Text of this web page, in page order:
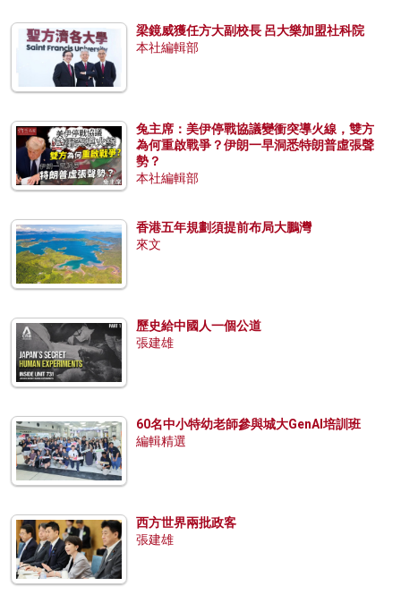
梁鏡威獲任方大副校長 呂大樂加盟社科院
本社編輯部
兔主席：美伊停戰協議變衝突導火線，雙方
為何重啟戰爭？伊朗一早洞悉特朗普虛張聲
勢？
本社編輯部
香港五年規劃須提前布局大鵬灣
來文
歷史給中國人一個公道
張建雄
60名中小特幼老師參與城大GenAI培訓班
編輯精選
西方世界兩批政客
張建雄